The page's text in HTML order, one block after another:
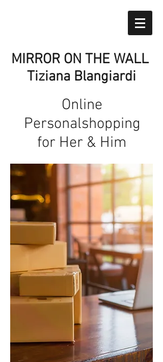
MIRROR ON THE WALL
Tiziana Blangiardi
Online
Personalshopping
for Her & Him